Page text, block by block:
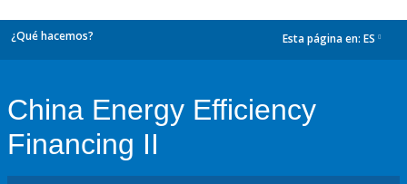
¿Qué hacemos? Esta página en: ES
China Energy Efficiency
Financing II